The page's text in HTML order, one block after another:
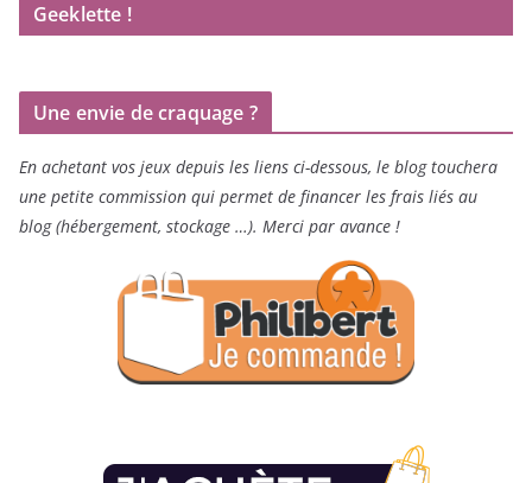
Geeklette !
Une envie de craquage ?
En achetant vos jeux depuis les liens ci-dessous, le blog touchera
une petite commission qui permet de financer les frais liés au
blog (hébergement, stockage …). Merci par avance !